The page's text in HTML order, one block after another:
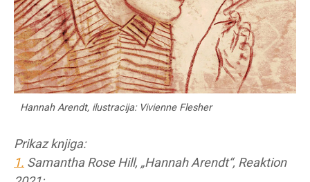
Hannah Arendt, ilustracija: Vivienne Flesher
Prikaz knjiga:
1. Samantha Rose Hill, „Hannah Arendt“, Reaktion